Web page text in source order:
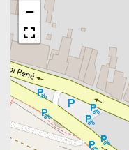
−